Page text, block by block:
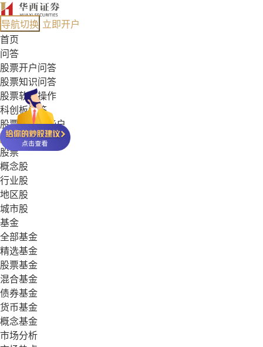
导航切换 立即开户
首页
问答
股票开户问答
股票知识问答
股票软件操作
科创板问答
股票能开哪些户
基金常见问答
股票
概念股
行业股
地区股
城市股
基金
全部基金
精选基金
股票基金
混合基金
债券基金
货币基金
概念基金
市场分析